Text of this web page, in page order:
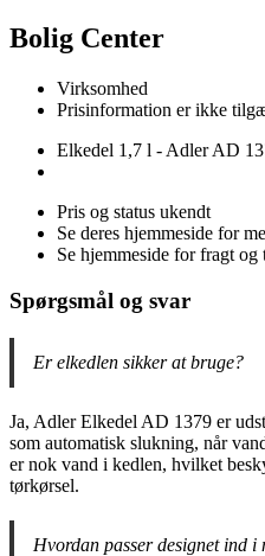
Bolig Center
Virksomhed
Prisinformation er ikke
Elkedel 1,7 l - Adler AD
Pris og status ukendt
Se deres hjemmeside for
Se hjemmeside for fragt og
Spørgsmål og svar
Er elkedlen sikker at bruge?
Ja, Adler Elkedel AD 1379 er
som automatisk slukning, når
er nok vand i kedlen, hvilket
tørkørsel.
Hvordan passer designet ind i